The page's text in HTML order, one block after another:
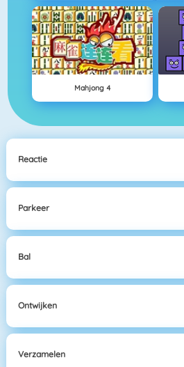
Mahjong 4
Reactie
Parkeer
Bal
Ontwijken
Verzamelen